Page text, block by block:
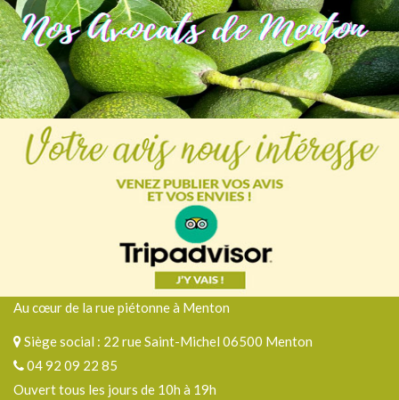
Au cœur de la rue piétonne à Menton
Siège social : 22 rue Saint-Michel 06500 Menton
04 92 09 22 85
Ouvert tous les jours de 10h à 19h